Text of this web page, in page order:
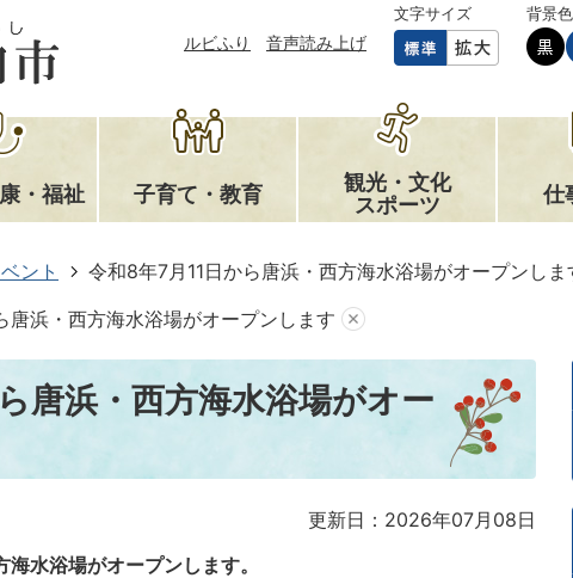
ルビふり 音声読み上げ
文字サイズ
背景色
・福祉 子育て・教育
観光・文化
スポーツ
仕
ント 令和8年7月11日から唐浜・西方海水浴場がオープンしま
唐浜・西方海水浴場がオープンします
唐浜・西方海水浴場がオー
更新日：2026年07月08日
水浴場がオープンします。